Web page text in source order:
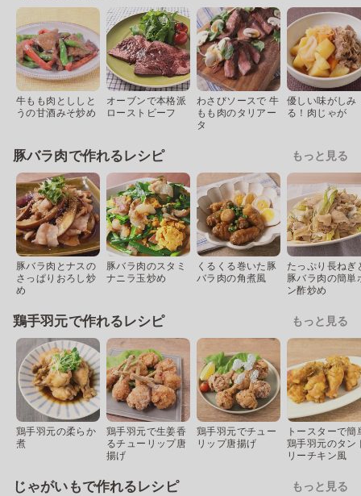
牛もも肉とししと
うの甘酒みそ炒め
オーブンで本格派
ローストビーフ
わさびソースで 牛
もも肉のタリアー
タ
優しい味がしみ
る！肉じゃが
豚バラ肉で作れるレシピ もっと見る
豚バラ肉とナスの
さっぱりおろし炒
め
豚バラ肉のスタミ
ナニラ玉炒め
くるくる巻いた豚
バラ肉の角煮風
たっぷり長ねぎ
豚バラ肉の簡単
ン酢炒め
鶏手羽元で作れるレシピ もっと見る
鶏手羽元の柔らか
煮
鶏手羽元で生姜香
るチューリップ唐
揚げ
鶏手羽元でチュー
リップ唐揚げ
トースターで簡
鶏手羽元のタン
リーチキン風
じゃがいもで作れるレシピ もっと見る